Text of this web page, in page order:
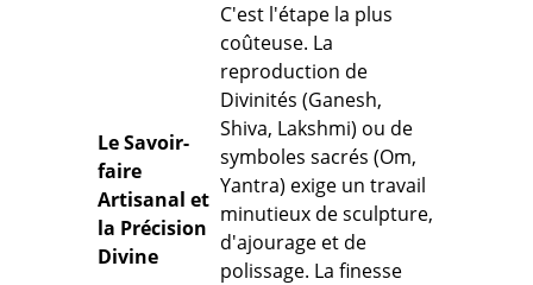
Le Savoir-
faire
Artisanal et
la Précision
Divine
C'est l'étape la plus
coûteuse. La
reproduction de
Divinités (Ganesh,
Shiva, Lakshmi) ou de
symboles sacrés (Om,
Yantra) exige un travail
minutieux desculpture,
d'ajourage et de
polissage. La finesse